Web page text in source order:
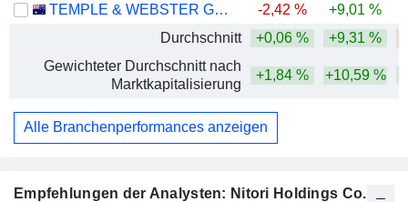
Empfehlungen der Analysten: Nitori Holdings Co.,
TEMPLE & WEBSTER GROUP LTD
-2,42 % +9,01 %
Durchschnitt
+0,06 % +9,31 %
Gewichteter Durchschnitt nach
Marktkapitalisierung
+1,84 % +10,59 %
Alle Branchenperformances anzeigen